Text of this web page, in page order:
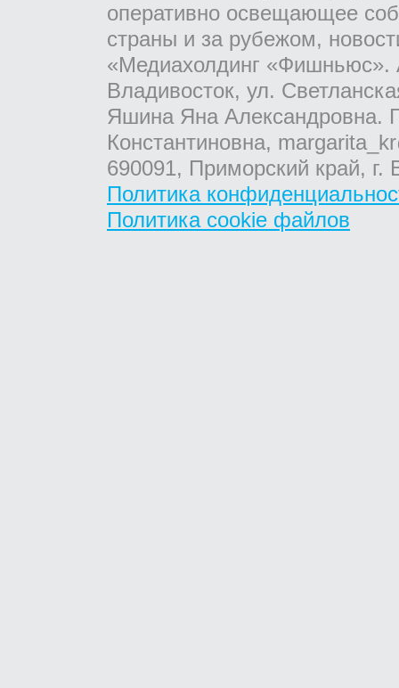
оперативно освещающее
страны и за рубежом,
«Медиахолдинг «Фишньюс».
Владивосток, ул.
Яшина Яна Александровна.
Константиновна,
690091, Приморский край,
Политика
Политика cookie файлов